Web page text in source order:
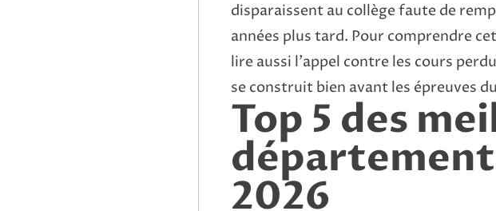
disparaissent au collège faute de
années plus tard. Pour comprendre
lire aussi l’appel contre les cours
se construit bien avant les épreuves
Top 5 des
2026